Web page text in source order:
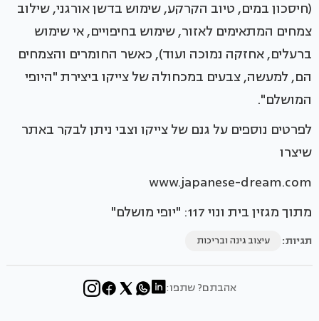
(חיסכון במים, טיוב הקרקע, שימוש בדשן אורגני, שילוב
צמחים המתאימים לאזור, שימוש בחיפויים, אי שימוש
ברעלים, אחזקה נמוכה ועוד), כאשר החומרים והצמחים
הם, למעשה, צבעים במכחולה של צייקו ביצירת "היופי
המושלם".
לפרטים נוספים על גנם של צייקו וצבי ניתן לבקר באתר
שיצרו
www.japanese-dream.com
מתוך מגזין בית ונוי 117: "יופי מושלם"
תגיות: עיצוב גינה ובריכות
אהבתם? שתפו: